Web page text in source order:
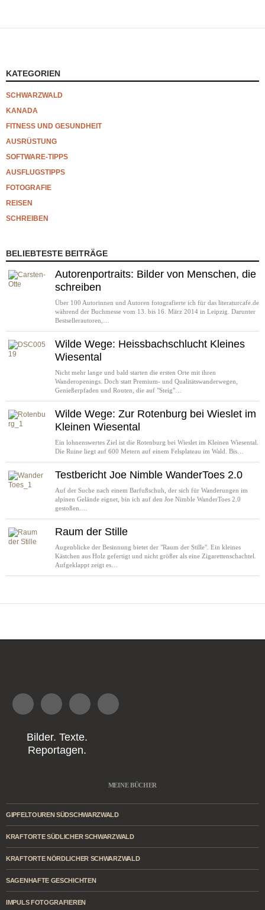
KATEGORIEN
SCHWARZWALD
KANADA
FITNESS UND GESUNDHEIT
AUSRÜSTUNG
SOFTWARE-TIPPS
AUSFLUGSTIPPS
FOTOGRAFIE
REISEN
SCHREIBEN
BELIEBTESTE BEITRÄGE
Autorenportraits: Bilder von Menschen, die
schreiben
Über 100 Autorinnen und Autoren fotografierte ich für das literaturcafe.de
während der Buchmesse vom 13. bis 16. März 2014 in Leipzig. Darunter
Bestsellerautoren,…
Wilde Wege: Heissbachschlucht Kleines
Wiesental
Nicht mehr lange und bald starten die ersten Orte mit ihren
Wanderopenings. Doch statt Premium- und Qualitätswanderwegen,
Genießerpfaden und Routen, die auf "Steig"…
Wilde Wege: Zur Rotenburg bei Wieslet im
Kleinen Wiesental
Ein lohnenswertes Ziel ist die Rotenburg bei Wieslet im Kleinen Wiesental.
Die Ruine liegt auf 600 Metern auf einem Felsplateau im Wald. Bis…
Testbericht Joe Nimble WanderToes 2.0
Auf der Suche nach einem Barfußschuh, der sich für Wanderungen im
alpinen Gelände eignet, bin ich auf den Joe Nimble WanderToes 2.0
gestoßen.…
Raum der Stille
Augenblicke der Besinnung bietet der "Raum der Stille". Ein kleines
Kästchen aus Holz gefertigt und nicht größer als eine Zigarettenschachtel.
Aufgeklappt zeigt es…
Bilder. Texte.
Reportagen.
MEINE BÜCHER
GIPFELTOUREN SÜDSCHWARZWALD
KRAFTORTE SÜDLICHER SCHWARZWALD
KRAFTORTE NÖRDLICHER SCHWARZWALD
SAGENHAFTE GESCHICHTEN
IMPULS FOTOGRAFIEREN